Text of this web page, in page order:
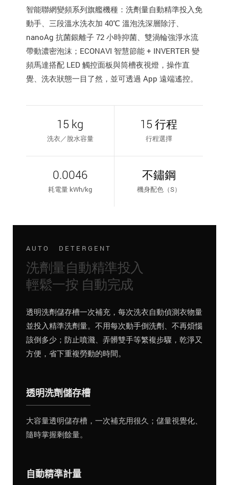
智能聯網變頻系列旗艦機種：洗劑量自動精準投入免
動手、三段溫水洗衣加 40℃ 溫泡洗深層除汙、
nanoAg 抗菌銀離子 72 小時抑菌、雙渦輪強淨水流
帶動濃密泡沫；ECONAVI 智慧節能 + INVERTER 變
頻馬達搭配 LED 觸控面板與筒槽夜視燈，操作直
覺、洗衣狀態一目了然，並可透過 App 遠端遙控。
15 kg
洗衣／脫水容量
15 行程
行程選擇
0.0046
耗電量 kWh/kg
不鏽鋼
機身配色（S）
AUTO DETERGENT
洗劑量自動精準投入
輕鬆一按 自動完成
透明洗劑儲存槽一次補充，每次洗衣自動偵測衣物量
並投入精準洗劑量。不用每次動手倒洗劑、不再煩惱
該倒多少；防止噴濺、弄髒雙手等繁複步驟，乾淨又
方便，省下重複勞動的時間。
透明洗劑儲存槽
大容量透明儲存槽，一次補充用很久；儲量視覺化、
隨時掌握剩餘量。
自動精準計量